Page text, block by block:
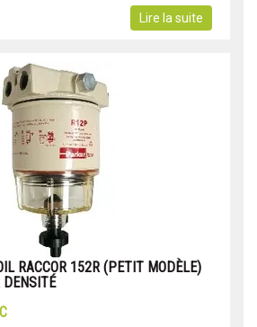
Lire la suite
RACCOR 152R (PETIT MODÈLE)
DENSITÉ